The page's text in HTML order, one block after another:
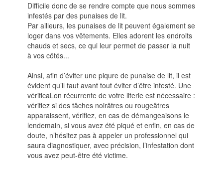
Difficile donc de se rendre compte que nous sommes
infestés par des punaises de lit.
Par ailleurs, les punaises de lit peuvent également se
loger dans vos vêtements. Elles adorent les endroits
chauds et secs, ce qui leur permet de passer la nuit
à vos côtés...
Ainsi, afin d’éviter une piqure de punaise de lit, il est
évident qu’il faut avant tout éviter d’être infesté. Une
vérificaLon récurrente de votre literie est nécessaire :
vérifiez si des tâches noirâtres ou rougeâtres
apparaissent, vérifiez, en cas de démangeaisons le
lendemain, si vous avez été piqué et enfin, en cas de
doute, n’hésitez pas à appeler un professionnel qui
saura diagnostiquer, avec précision, l’infestation dont
vous avez peut-être été victime.